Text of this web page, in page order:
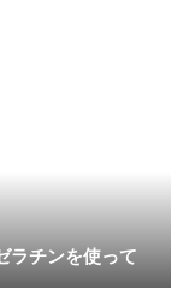
ラチンを使って